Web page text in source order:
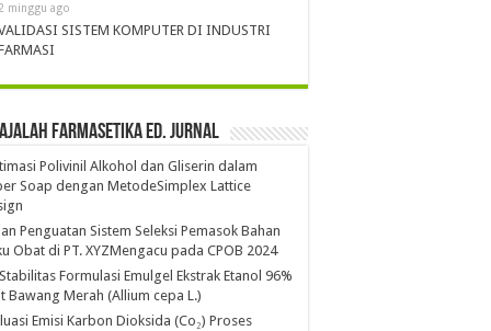
minggu ago
SISTEM KOMPUTER DI INDUSTRI
Farmasetika Ed. Jurnal
Polivinil Alkohol dan Gliserin dalam
Soap dengan MetodeSimplex Lattice
Penguatan Sistem Seleksi Pemasok Bahan
Obat di PT. XYZMengacu pada CPOB 2024
Formulasi Emulgel Ekstrak Etanol 96%
Bawang Merah (Allium cepa L.)
Emisi Karbon Dioksida (Co₂) Proses